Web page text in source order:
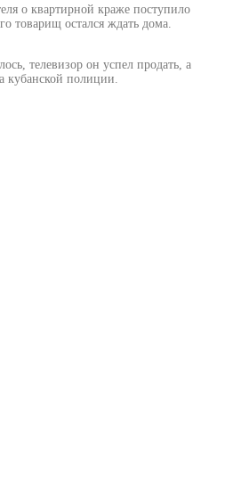
о квартирной краже поступило
товарищ остался ждать дома.
телевизор он успел продать, а
кубанской полиции.